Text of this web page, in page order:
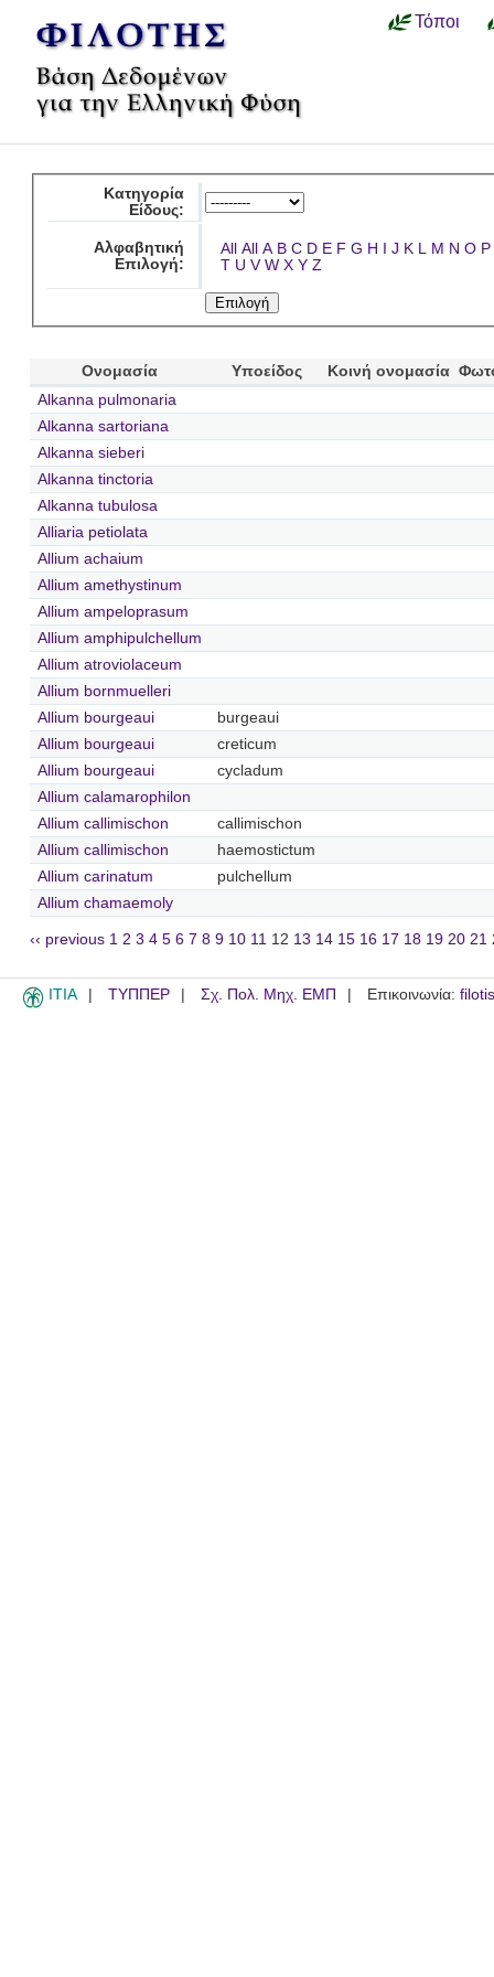
Τόποι
Κατηγορία
Είδους:
Αλφαβητική
Επιλογή:
All All A B C D E F G H I J K L M N O P
T U V W X Y Z
Ονομασία Υποείδος Κοινή ονομασία
Alkanna pulmonaria
Alkanna sartoriana
Alkanna sieberi
Alkanna tinctoria
Alkanna tubulosa
Alliaria petiolata
Allium achaium
Allium amethystinum
Allium ampeloprasum
Allium amphipulchellum
Allium atroviolaceum
Allium bornmuelleri
Allium bourgeaui
burgeaui
Allium bourgeaui
creticum
Allium bourgeaui
cycladum
Allium calamarophilon
Allium callimischon
callimischon
Allium callimischon
haemostictum
Allium carinatum
pulchellum
Allium chamaemoly
‹‹ previous 1 2 3 4 5 6 7 8 9 10 11 12 13 14 15 16 17 18 19 20 21
ITIA ΤΥΠΠΕΡ Σχ. Πολ. Μηχ. ΕΜΠ Επικοινωνία: